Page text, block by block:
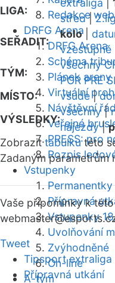
Redakce
DRFG Arena
DRFG Arena
Schéma
Plánek areny
Virtuální
Návštěvní
Veřejné
PRESS: pro
Rozpis
Vstupenky
Permanentky
Přípravná
Vstupenky
Uvolňování
Zvýhodněné
On-line
A-tým
LIGA:
extraliga
střed|
SEŘADIT:
kolo|
vzestupně
TÝM:
všechny
POR PRE
MÍSTO:
všude|
VÝSLEDKY:
všechny|
nájezdy|
Zobrazittabulkutéto
Zadaným parametrům
Vaše připomínky k
webmaster
Tweet
Tipsport extraliga
Přípravná utkání